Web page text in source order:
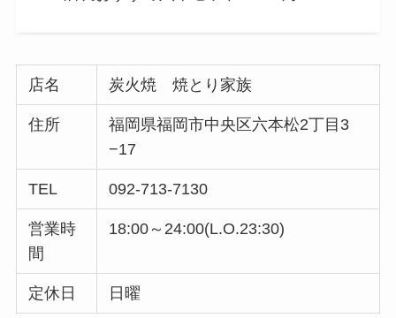
店名 炭火焼 焼とり家族
住所
福岡県福岡市中央区六本松2丁目3
−17
TEL 092-713-7130
営業時
間
18:00～24:00(L.O.23:30)
定休日 日曜